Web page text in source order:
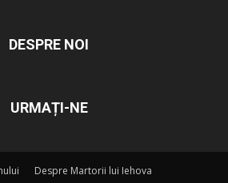
DESPRE NOI
URMAȚI-NE
Despre Martorii lui Iehova